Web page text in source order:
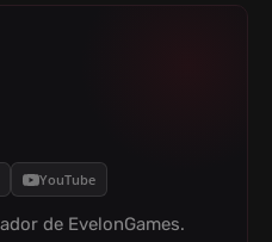
YouTube
de EvelonGames.